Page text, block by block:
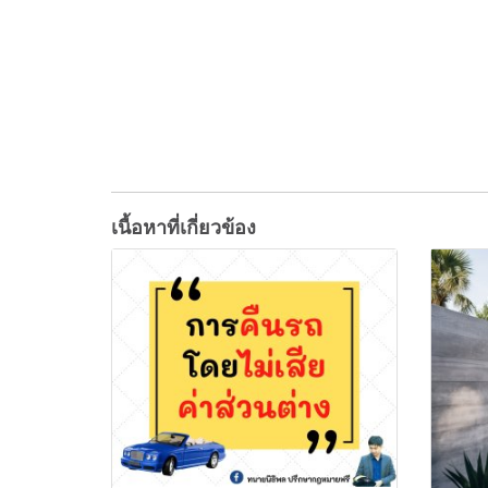
เนื้อหาที่เกี่ยวข้อง